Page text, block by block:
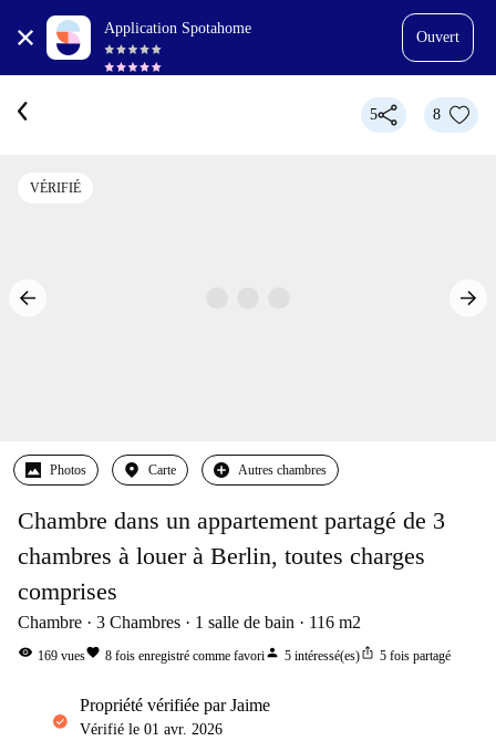
Application Spotahome
Ouvert
5 8
VÉRIFIÉ
Photos Carte Autres chambres
Chambre dans un appartement partagé de 3
chambres à louer à Berlin, toutes charges
comprises
Chambre 3 Chambres 1 salle de bain 116 m2
visibility 169 vuesfavorite 8 fois enregistré comme favoriperson 5 intéressé(es)ios_share 5 fois partagé
propriété vérifiée par Jaime
Vérifié le 01 avr. 2026